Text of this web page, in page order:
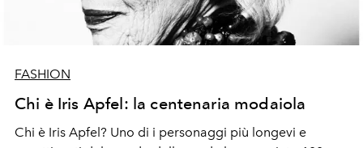
FASHION
Chi è Iris Apfel: la centenaria modaiola
Chi è Iris Apfel? Uno di i personaggi più longevi e